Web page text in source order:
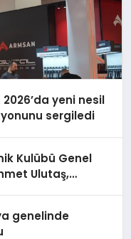
yeni nesil
sergiledi
Kulübü Genel
Ulutaş,
genelinde